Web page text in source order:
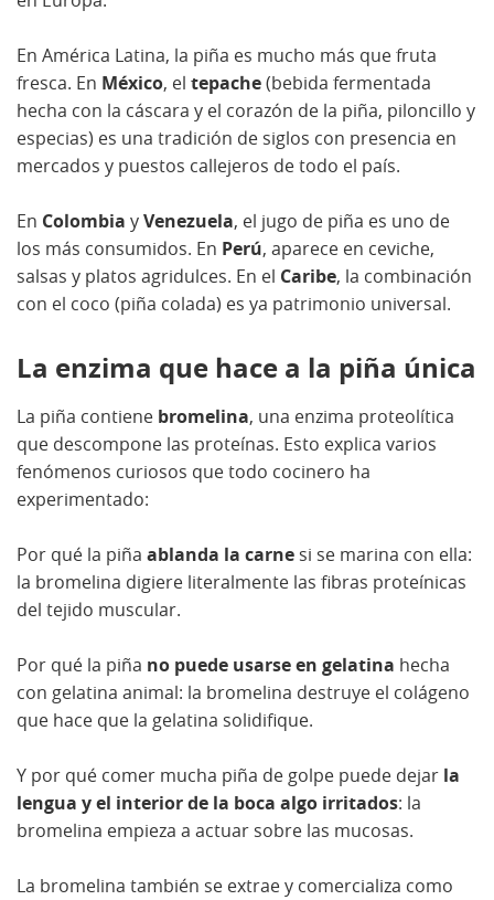
En América Latina, la piña es mucho más que fruta
fresca. En México, el tepache(bebida fermentada
hecha con la cáscara y el corazón de la piña, piloncillo y
especias) es una tradición de siglos con presencia en
mercados y puestos callejeros de todo el país.
En Colombia yVenezuela, el jugo de piña es uno de
los más consumidos. En Perú, aparece en ceviche,
salsas y platos agridulces. En el Caribe, la combinación
con el coco (piña colada) es ya patrimonio universal.
La enzima que hace a la piña única
La piña contiene bromelina, una enzima proteolítica
que descompone las proteínas. Esto explica varios
fenómenos curiosos que todo cocinero ha
experimentado:
Por qué la piña ablanda la carne si se marina con ella:
la bromelina digiere literalmente las fibras proteínicas
del tejido muscular.
Por qué la piña no puede usarse en gelatina hecha
con gelatina animal: la bromelina destruye el colágeno
que hace que la gelatina solidifique.
Y por qué comer mucha piña de golpe puede dejar la
lengua y el interior de la boca algo irritados: la
bromelina empieza a actuar sobre las mucosas.
La bromelina también se extrae y comercializa como